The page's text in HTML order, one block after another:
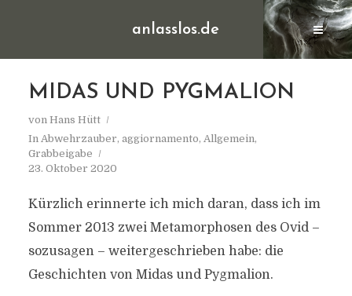
anlasslos.de
MIDAS UND PYGMALION
von Hans Hütt
In Abwehrzauber, aggiornamento, Allgemein,
Grabbeigabe
23. Oktober 2020
Kürzlich erinnerte ich mich daran, dass ich im
Sommer 2013 zwei Metamorphosen des Ovid –
sozusagen – weitergeschrieben habe: die
Geschichten von Midas und Pygmalion.